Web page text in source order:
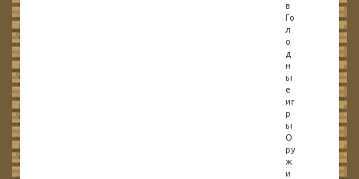
в
Го
л
о
д
н
ы
е
иг
р
ы
О
ру
ж
и